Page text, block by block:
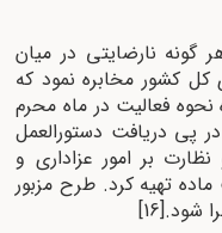
گونه نارضایتی در میان
کل کشور مخابره نمود که
نحوه فعالیت در ماه محرم
پی دریافت دستورالعمل
بر امور عزاداری و
تهیه کرد. طرح مزبور
[16]